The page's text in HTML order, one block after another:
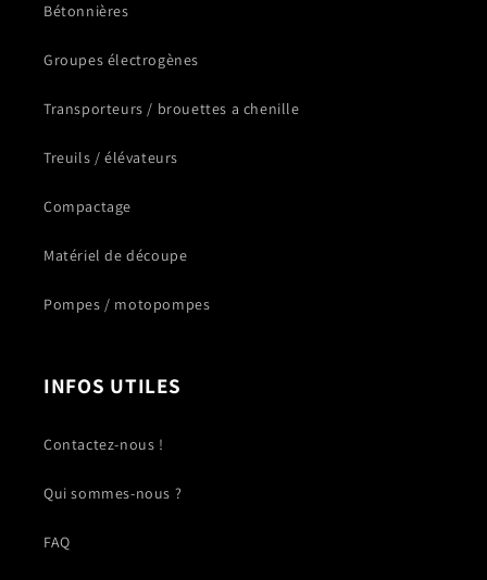
Bétonnières
Groupes électrogènes
Transporteurs / brouettes a chenille
Treuils / élévateurs
Compactage
Matériel de découpe
Pompes / motopompes
INFOS UTILES
Contactez-nous !
Qui sommes-nous ?
FAQ